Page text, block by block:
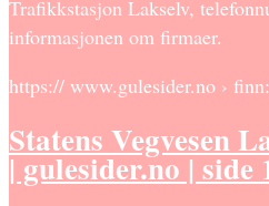
Trafikkstasjon Lakselv,
informasjonen om firmaer.
https:// www.gulesider.no ›
Statens Vegvesen
| gulesider.no | side